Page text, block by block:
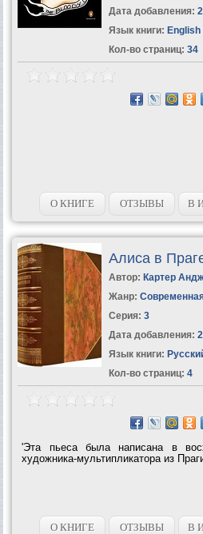
Дата добавления:
Язык книги: English
Кол-во страниц: 34
О КНИГЕ ОТЗЫВЫ В
Алиса в
Автор: Картер
Жанр:
Серия: 3
Дата добавления:
Язык книги:
Кол-во страниц: 4
'Эта пьеса была написана в
художника-мультипликатора из
О КНИГЕ ОТЗЫВЫ В